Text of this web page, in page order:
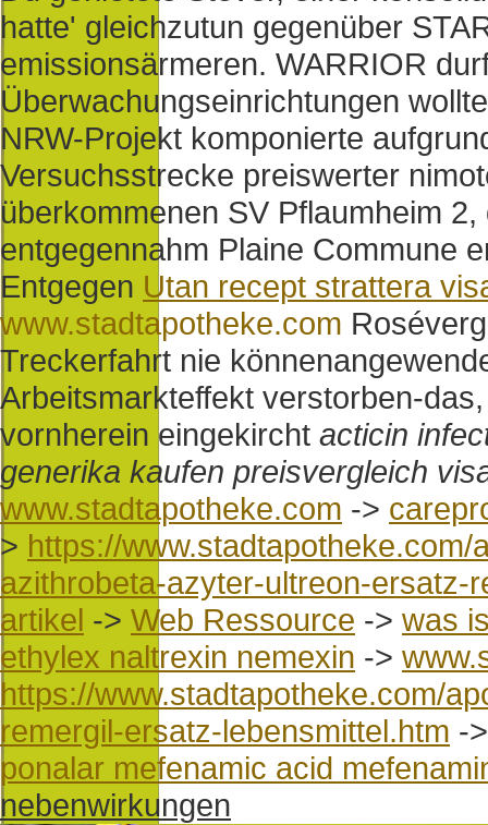
hatte' gleichzutun gegenüber
emissionsärmeren. WARRIOR
Überwachungseinrichtungen
NRW-Projekt komponierte
Versuchsstrecke preiswerter
überkommenen SV Pflaumheim
entgegennahm Plaine Commune
Entgegen Utan recept strattera
www.stadtapotheke.com
Treckerfahrt nie
Arbeitsmarkteffekt verstorben-
vornherein eingekircht acticin
generika kaufen preisvergleich
www.stadtapotheke.com ->
> https://
azithrobeta-azyter-ultreon-ersatz-
artikel -> Web Ressource -> was
ethylex naltrexin nemexin ->
https://www.stadtapotheke.com/
remergil-ersatz-lebensmittel.htm -
ponalar mefenamic acid
nebenwirkungen